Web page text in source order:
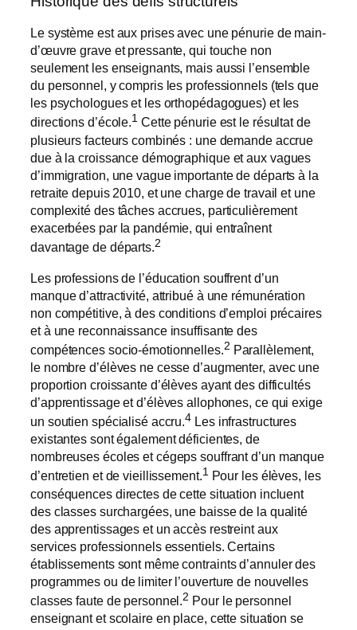
Le système est aux prises avec une pénurie de main-
d’œuvre grave et pressante, qui touche non
seulement les enseignants, mais aussi l’ensemble
du personnel, y compris les professionnels (tels que
les psychologues et les orthopédagogues) et les
directions d’école.1 Cette pénurie est le résultat de
plusieurs facteurs combinés : une demande accrue
due à la croissance démographique et aux vagues
d’immigration, une vague importante de départs à la
retraite depuis 2010, et une charge de travail et une
complexité des tâches accrues, particulièrement
exacerbées par la pandémie, qui entraînent
davantage de départs.2
Les professions de l’éducation souffrent d’un
manque d’attractivité, attribué à une rémunération
non compétitive, à des conditions d’emploi précaires
et à une reconnaissance insuffisante des
compétences socio-émotionnelles.2 Parallèlement,
le nombre d’élèves ne cesse d’augmenter, avec une
proportion croissante d’élèves ayant des difficultés
d’apprentissage et d’élèves allophones, ce qui exige
un soutien spécialisé accru.4 Les infrastructures
existantes sont également déficientes, de
nombreuses écoles et cégeps souffrant d’un manque
d’entretien et de vieillissement.1Pour les élèves, les
conséquences directes de cette situation incluent
des classes surchargées, une baisse de la qualité
des apprentissages et un accès restreint aux
services professionnels essentiels. Certains
établissements sont même contraints d’annuler des
programmes ou de limiter l’ouverture de nouvelles
classes faute de personnel.2 Pour le personnel
enseignant et scolaire en place, cette situation se